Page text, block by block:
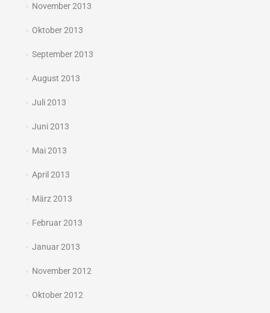
November 2013
Oktober 2013
September 2013
August 2013
Juli 2013
Juni 2013
Mai 2013
April 2013
März 2013
Februar 2013
Januar 2013
November 2012
Oktober 2012